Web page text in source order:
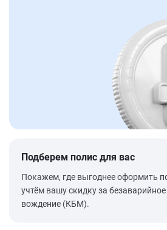
Подберем полис для вас
Покажем, где выгоднее оформить
учтём вашу скидку за безаварийное
вождение (КБМ).